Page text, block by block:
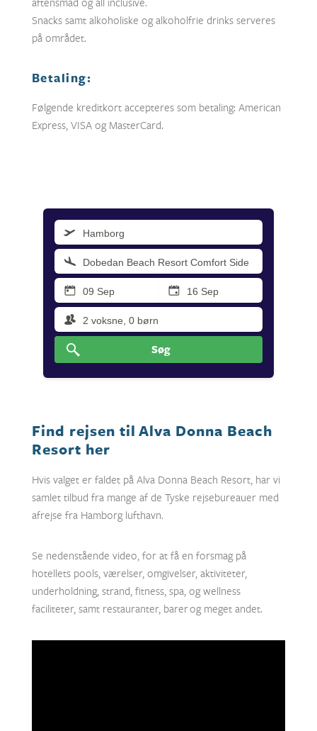
Snacks samt alkoholiske og alkoholfrie drinks serveres
på området.
Betaling:
Følgende kreditkort accepteres som betaling: American
Express, VISA og MasterCard.
Søg
Find rejsen til Alva Donna Beach
Resort her
Hvis valget er faldet på Alva Donna Beach Resort, har vi
samlet tilbud fra mange af de Tyske rejsebureauer med
afrejse fra Hamborg lufthavn.
Se nedenstående video, for at få en forsmag på
hotellets pools, værelser, omgivelser, aktiviteter,
underholdning, strand, fitness, spa, og wellness
faciliteter, samt restauranter, barer og meget andet.